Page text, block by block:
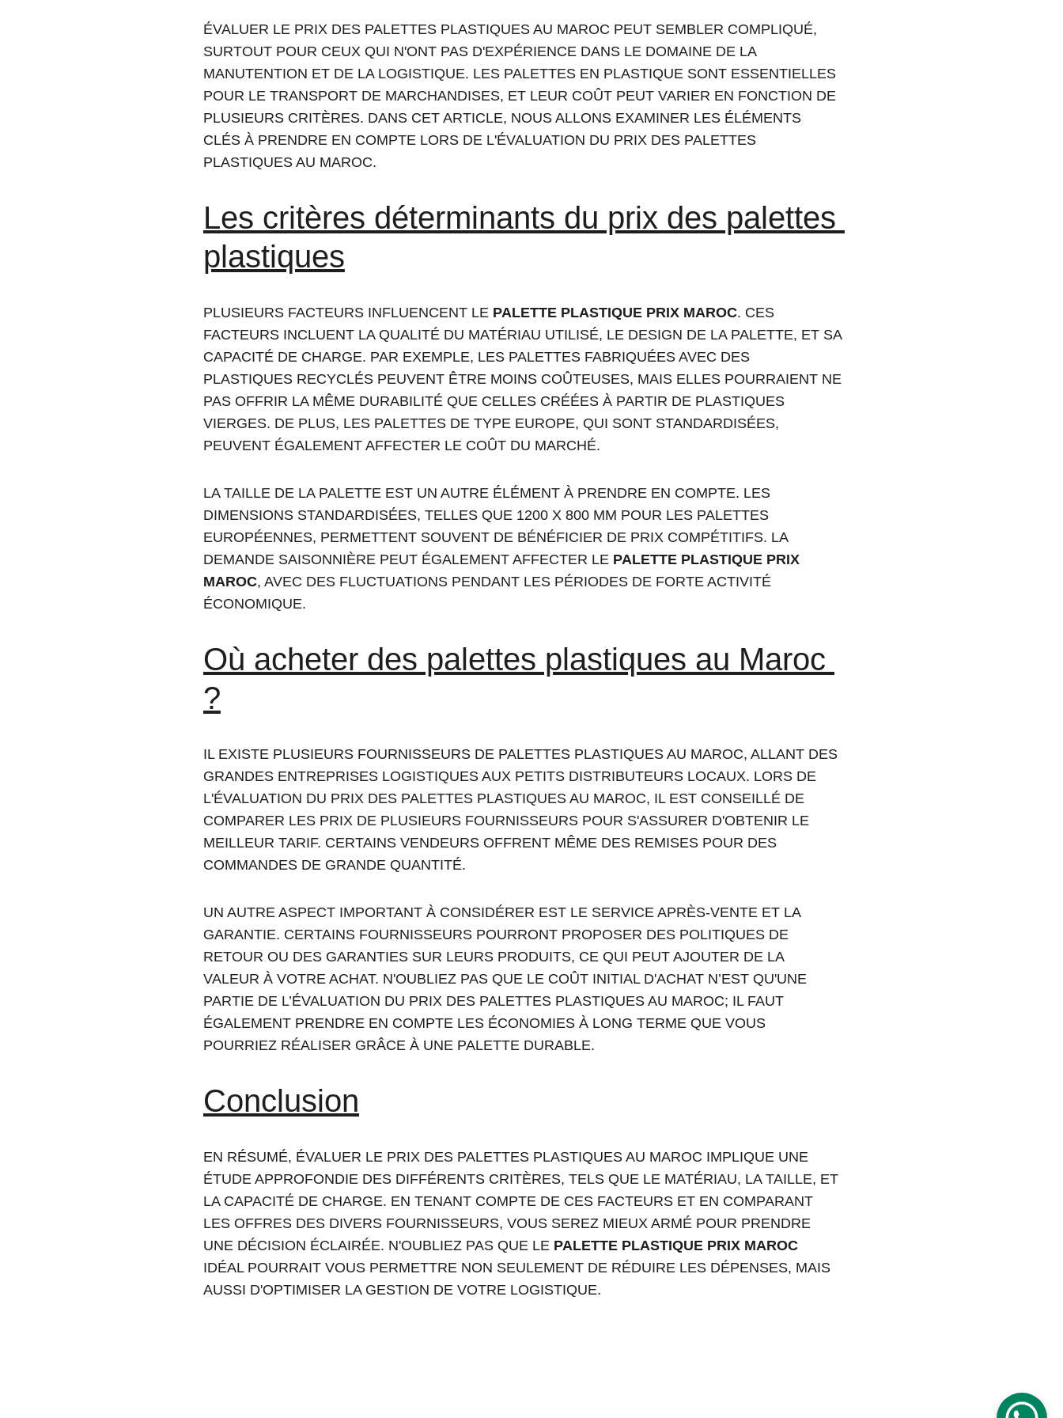
ÉVALUER LE PRIX DES PALETTES PLASTIQUES AU MAROC PEUT SEMBLER COMPLIQUÉ,
SURTOUT POUR CEUX QUI N'ONT PAS D'EXPÉRIENCE DANS LE DOMAINE DE LA
MANUTENTION ET DE LA LOGISTIQUE. LES PALETTES EN PLASTIQUE SONT ESSENTIELLES
POUR LE TRANSPORT DE MARCHANDISES, ET LEUR COÛT PEUT VARIER EN FONCTION DE
PLUSIEURS CRITÈRES. DANS CET ARTICLE, NOUS ALLONS EXAMINER LES ÉLÉMENTS
CLÉS À PRENDRE EN COMPTE LORS DE L'ÉVALUATION DU PRIX DES PALETTES
PLASTIQUES AU MAROC.
Les critères déterminants du prix des palettes
plastiques
PLUSIEURS FACTEURS INFLUENCENT LE PALETTE PLASTIQUE PRIX MAROC. CES
FACTEURS INCLUENT LA QUALITÉ DU MATÉRIAU UTILISÉ, LE DESIGN DE LA PALETTE, ET SA
CAPACITÉ DE CHARGE. PAR EXEMPLE, LES PALETTES FABRIQUÉES AVEC DES
PLASTIQUES RECYCLÉS PEUVENT ÊTRE MOINS COÛTEUSES, MAIS ELLES POURRAIENT NE
PAS OFFRIR LA MÊME DURABILITÉ QUE CELLES CRÉÉES À PARTIR DE PLASTIQUES
VIERGES. DE PLUS, LES PALETTES DE TYPE EUROPE, QUI SONT STANDARDISÉES,
PEUVENT ÉGALEMENT AFFECTER LE COÛT DU MARCHÉ.
LA TAILLE DE LA PALETTE EST UN AUTRE ÉLÉMENT À PRENDRE EN COMPTE. LES
DIMENSIONS STANDARDISÉES, TELLES QUE 1200 X 800 MM POUR LES PALETTES
EUROPÉENNES, PERMETTENT SOUVENT DE BÉNÉFICIER DE PRIX COMPÉTITIFS. LA
DEMANDE SAISONNIÈRE PEUT ÉGALEMENT AFFECTER LE PALETTE PLASTIQUE PRIX
MAROC, AVEC DES FLUCTUATIONS PENDANT LES PÉRIODES DE FORTE ACTIVITÉ
ÉCONOMIQUE.
Où acheter des palettes plastiques au Maroc
?
IL EXISTE PLUSIEURS FOURNISSEURS DE PALETTES PLASTIQUES AU MAROC, ALLANT DES
GRANDES ENTREPRISES LOGISTIQUES AUX PETITS DISTRIBUTEURS LOCAUX. LORS DE
L'ÉVALUATION DU PRIX DES PALETTES PLASTIQUES AU MAROC, IL EST CONSEILLÉ DE
COMPARER LES PRIX DE PLUSIEURS FOURNISSEURS POUR S'ASSURER D'OBTENIR LE
MEILLEUR TARIF. CERTAINS VENDEURS OFFRENT MÊME DES REMISES POUR DES
COMMANDES DE GRANDE QUANTITÉ.
UN AUTRE ASPECT IMPORTANT À CONSIDÉRER EST LE SERVICE APRÈS-VENTE ET LA
GARANTIE. CERTAINS FOURNISSEURS POURRONT PROPOSER DES POLITIQUES DE
RETOUR OU DES GARANTIES SUR LEURS PRODUITS, CE QUI PEUT AJOUTER DE LA
VALEUR À VOTRE ACHAT. N'OUBLIEZ PAS QUE LE COÛT INITIAL D'ACHAT N’EST QU'UNE
PARTIE DE L’ÉVALUATION DU PRIX DES PALETTES PLASTIQUES AU MAROC; IL FAUT
ÉGALEMENT PRENDRE EN COMPTE LES ÉCONOMIES À LONG TERME QUE VOUS
POURRIEZ RÉALISER GRÂCE À UNE PALETTE DURABLE.
Conclusion
EN RÉSUMÉ, ÉVALUER LE PRIX DES PALETTES PLASTIQUES AU MAROC IMPLIQUE UNE
ÉTUDE APPROFONDIE DES DIFFÉRENTS CRITÈRES, TELS QUE LE MATÉRIAU, LA TAILLE, ET
LA CAPACITÉ DE CHARGE. EN TENANT COMPTE DE CES FACTEURS ET EN COMPARANT
LES OFFRES DES DIVERS FOURNISSEURS, VOUS SEREZ MIEUX ARMÉ POUR PRENDRE
UNE DÉCISION ÉCLAIRÉE. N'OUBLIEZ PAS QUE LE PALETTE PLASTIQUE PRIX MAROC
IDÉAL POURRAIT VOUS PERMETTRE NON SEULEMENT DE RÉDUIRE LES DÉPENSES, MAIS
AUSSI D'OPTIMISER LA GESTION DE VOTRE LOGISTIQUE.